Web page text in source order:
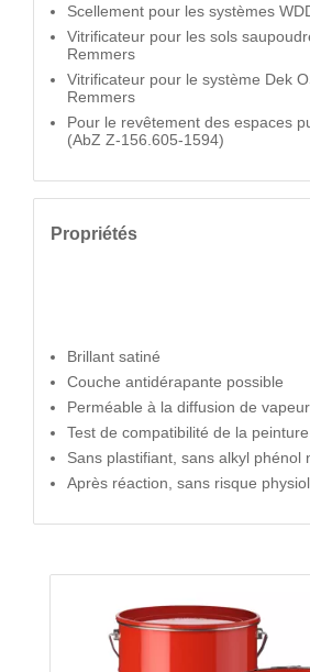
Scellement pour les systèmes
Vitrificateur pour les sols
Remmers
Vitrificateur pour le système Dek
Remmers
Pour le revêtement des espaces
(AbZ Z-156.605-1594)
Propriétés
Brillant satiné
Couche antidérapante possible
Perméable à la diffusion de
Test de compatibilité de la peinture
Sans plastifiant, sans alkyl phénol
Après réaction, sans risque